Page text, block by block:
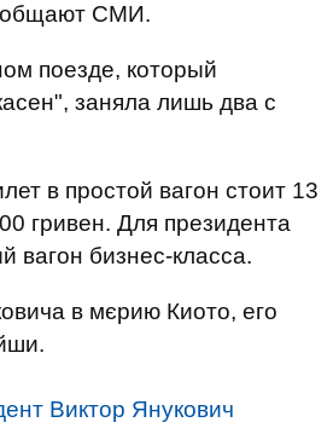
СМИ.
поезде, который
заняла лишь два с
в простой вагон стоит 13
гривен. Для президента
вагон бизнес-класса.
в мєрию Киото, его
Виктор Янукович